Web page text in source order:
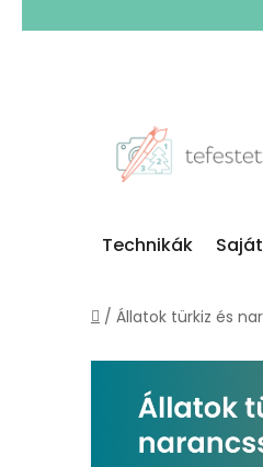
Technikák
Kezdőlap
/ Állatok türkiz és